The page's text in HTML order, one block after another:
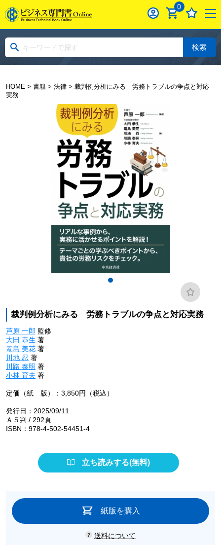
0
検索
HOME> 書籍> 法律> 裁判例分析にみる 労務トラブルの争点と対応
実務
裁判例分析にみる 労務トラブルの争点と対応実務
芦原 一郎 監修
大田 恭生 著
篭島 美花著
川地 忍 著
川路 泰照 著
小林 育夫 著
定価（紙 版）：3,850円（税込）
発行日：2025/09/11
Ａ５判 / 292頁
ISBN：978-4-502-54451-4
立ち読みする(無料)
紙版を購入
送料について